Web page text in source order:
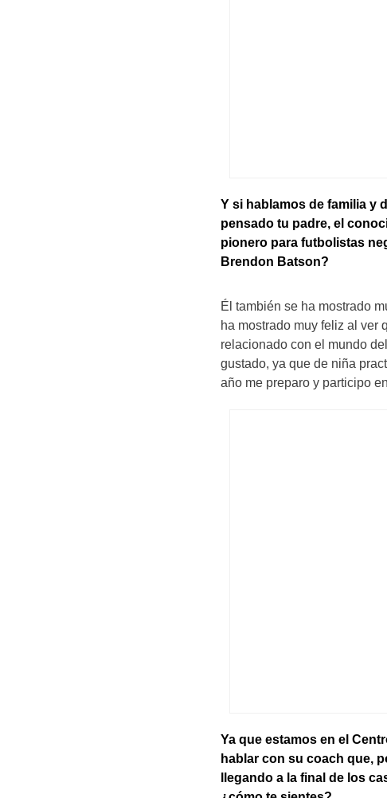
Y si hablamos de familia y
pensado tu padre, el
pionero para futbolistas
Brendon Batson?
Él también se ha mostrado
ha mostrado muy feliz al ver
relacionado con el mundo
gustado, ya que de niña
año me preparo y participo
Ya que estamos en el
hablar con su coach que,
llegando a la final de los